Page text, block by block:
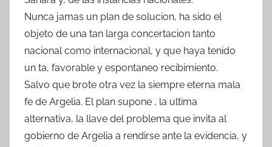
Nunca jamas un plan de solucion, ha sido el
objeto de una tan larga concertacion tanto
nacional como internacional, y que haya tenido
un ta, favorable y espontaneo recibimiento.
Salvo que brote otra vez la siempre eterna mala
fe de Argelia. El plan supone , la ultima
alternativa, la llave del problema que invita al
gobierno de Argelia a rendirse ante la evidencia, y